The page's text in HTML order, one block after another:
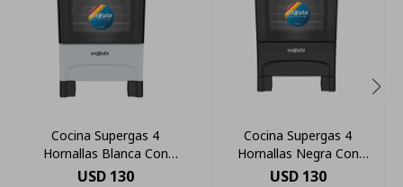
Cocina Supergas 4
Hornallas Blanca Con
Termocupla - Enxuta
USD 130
Cocina Supergas 4
Hornallas Negra Con
Termocupla - Enxuta Pf
USD 130